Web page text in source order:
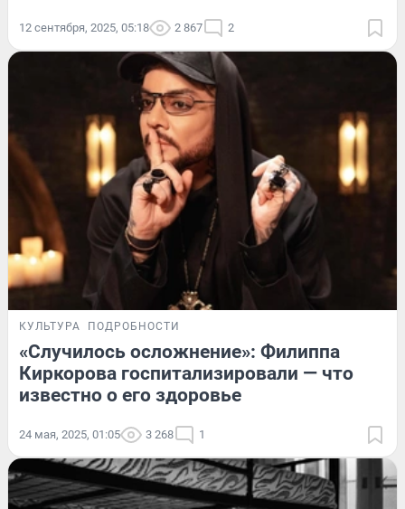
12 сентября, 2025, 05:18 2 867 2
КУЛЬТУРА ПОДРОБНОСТИ
«Случилось осложнение»: Филиппа
Киркорова госпитализировали — что
известно о его здоровье
24 мая, 2025, 01:05 3 268 1